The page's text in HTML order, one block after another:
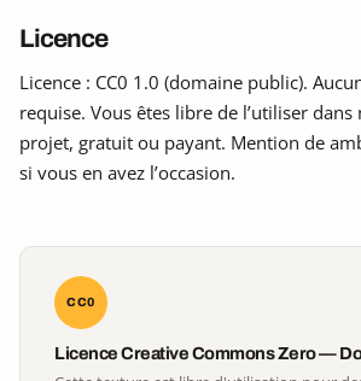
Licence
Licence : CC0 1.0 (domaine public).
requise. Vous êtes libre de l’utiliser dans
projet, gratuit ou payant. Mention de
si vous en avez l’occasion.
CC0
Licence Creative Commons Zero —